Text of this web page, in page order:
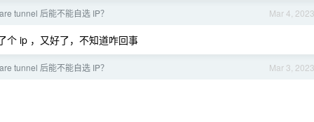
Mar 4, 2023
tunnel 后能不能自选 IP？
个 ip ，又好了，不知道咋回事
Mar 3, 2023
tunnel 后能不能自选 IP？